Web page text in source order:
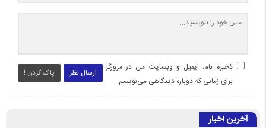
ارسال نظر پاک کردن !
ذخیره نام، ایمیل و وبسایت من در مرورگر
برای زمانی که دوباره دیدگاهی می‌نویسم.
آخرین اخبار